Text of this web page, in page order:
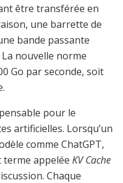
être transférée en
une barrette de
bande passante
La nouvelle norme
Go par seconde, soit
pour le
artificielles. Lorsqu’un
comme ChatGPT,
terme appelée KV Cache
Chaque